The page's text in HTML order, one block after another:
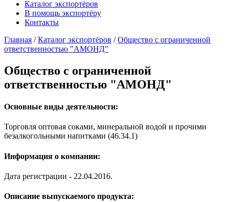
Каталог экспортёров
В помощь экспортёру
Контакты
Главная /Каталог экспортёров /Общество с ограниченной
ответственностью "АМОНД"
Общество с ограниченной
ответственностью "АМОНД"
Основные виды деятельности:
Торговля оптовая соками, минеральной водой и прочими
безалкогольными напитками (46.34.1)
Информация о компании:
Дата регистрации - 22.04.2016.
Описание выпускаемого продукта: